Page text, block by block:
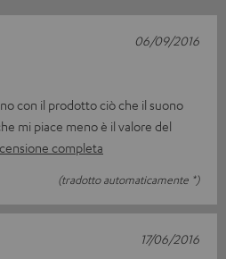
con il prodotto ciò che il suono
mi piace meno è il valore del
completa
(tradotto automaticamente *)
06/09/2016
17/06/2016